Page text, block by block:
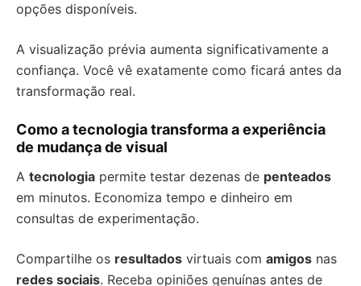
opções disponíveis.
A visualização prévia aumenta significativamente a
confiança. Você vê exatamente como ficará antes da
transformação real.
Como a tecnologia transforma a experiência
de mudança de visual
A tecnologia permite testar dezenas de penteados
em minutos. Economiza tempo e dinheiro em
consultas de experimentação.
Compartilhe os resultados virtuais com amigos nas
redes sociais. Receba opiniões genuínas antes de